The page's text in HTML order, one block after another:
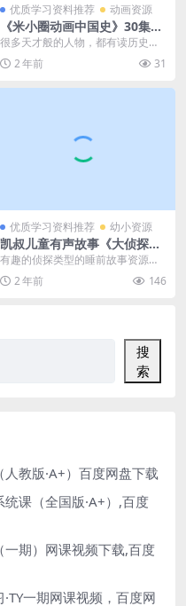
优质学习资料推荐 动画资源
《米小圈动画中国史》30集视
频，带孩子快乐学习中国历史
很多天才般的人物，都有读历史开
慧的经历。 史学家吕思勉，8岁读
史，受妈妈和姐姐讲...
2 年前 31
优质学习资料推荐 幼小资源
凯叔儿童有声故事《大侦探小
杜奇·蝴蝶标本飞走了【已完
结】》 mp3音频文件，儿童
故事资源百度网盘下载
有趣的侦探类型的睡前故事资源下
载，推荐：凯叔儿童有声故事《大
侦探小杜奇·蝴蝶标本...
2 年前 146
搜
索
教版·A+）百度网盘下载
课（全国版·A+）,百度
期）网课视频下载,百度
一期网课视频，百度网